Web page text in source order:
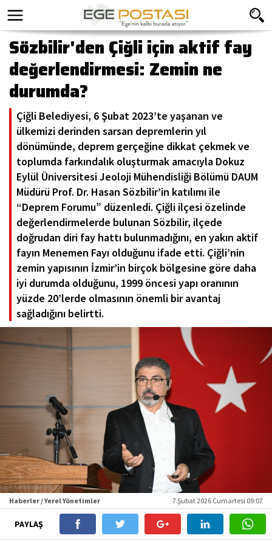
Sözbilir'den Çiğli için aktif fay
değerlendirmesi: Zemin ne
durumda?
Çiğli Belediyesi, 6 Şubat 2023’te yaşanan ve
ülkemizi derinden sarsan depremlerin yıl
dönümünde, deprem gerçeğine dikkat çekmek ve
toplumda farkındalık oluşturmak amacıyla Dokuz
Eylül Üniversitesi Jeoloji Mühendisliği Bölümü DAUM
Müdürü Prof. Dr. Hasan Sözbilir’in katılımı ile
“Deprem Forumu” düzenledi. Çiğli ilçesi özelinde
değerlendirmelerde bulunan Sözbilir, ilçede
doğrudan diri fay hattı bulunmadığını, en yakın aktif
fayın Menemen Fayı olduğunu ifade etti. Çiğli’nin
zemin yapısının İzmir’in birçok bölgesine göre daha
iyi durumda olduğunu, 1999 öncesi yapı oranının
yüzde 20’lerde olmasının önemli bir avantaj
sağladığını belirtti.
Haberler / Yerel Yönetimler 7 Şubat 2026 Cumartesi 09:07
PAYLAŞ